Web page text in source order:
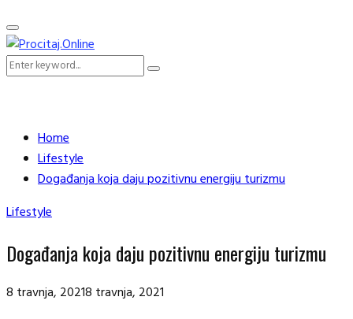
Primary
Menu
Search
Search
Home
Lifestyle
Događanja koja daju pozitivnu energiju turizmu
Lifestyle
Događanja koja daju pozitivnu energiju turizmu
8 travnja, 20218 travnja, 2021